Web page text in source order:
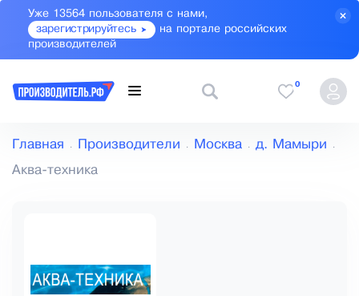
Уже 13564 пользователя с нами,
зарегистрируйтесь
на портале российских
производителей
0
Главная Производители Москва д. Мамыри
Аква-техника